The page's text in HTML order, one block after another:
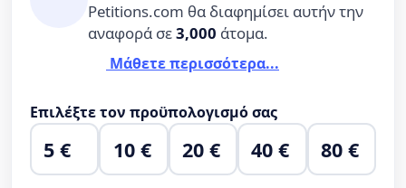
Petitions.com θα διαφημίσει αυτήν την
αναφορά σε3,000 άτομα.
Μάθετε περισσότερα...
Επιλέξτε τον προϋπολογισμό σας
5 € 10 € 20 € 40 € 80 €